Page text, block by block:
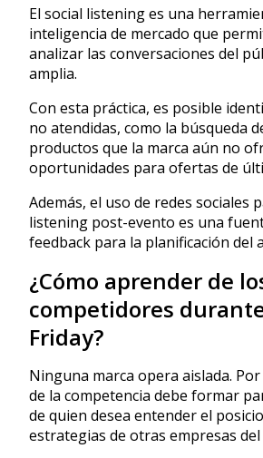
El social listening es una
inteligencia de mercado que
analizar las conversaciones del
amplia.
Con esta práctica, es posible
no atendidas, como la búsqueda
productos que la marca aún no
oportunidades para ofertas de
Además, el uso de redes sociales
listening post-evento es una
feedback para la planificación del
¿Cómo aprender de
competidores
Friday?
Ninguna marca opera aislada.
de la competencia debe formar
de quien desea entender el
estrategias de otras empresas del